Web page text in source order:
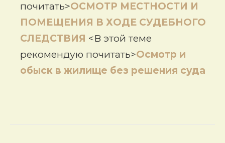
почитать>ОСМОТР МЕСТНОСТИ И
ПОМЕЩЕНИЯ В ХОДЕ СУДЕБНОГО
СЛЕДСТВИЯ <В этой теме
рекомендую почитать>Осмотр и
обыск в жилище без решения суда